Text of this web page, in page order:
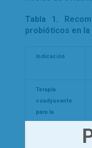
Tabla 1.
probióticos en la
Indicación
Terapia
coadyuvante
para la
erradicación